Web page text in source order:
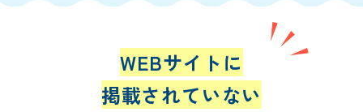
WEBサイトに
掲載されていない